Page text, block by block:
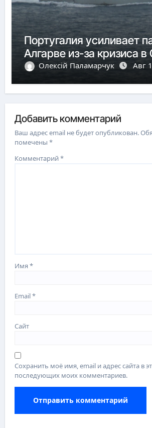
Португалия усиливает
Алгарве из-за кризиса в
Олексій Паламарчук Авг
Добавить комментарий
Ваш адрес email не будет опубликован.
помечены*
Комментарий*
Имя*
Email*
Сайт
Сохранить моё имя, email и адрес сайта в
последующих моих комментариев.